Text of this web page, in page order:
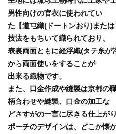
男性向けの官衣に使われてい
た【道屯織(ドートンおり)また
技法をもちいて織られており、
表裏両面ともに経浮織(タテ糸が
から両面使いをすることが
出来る織物です。
また、口金作成や縫製は京都の
柄合わせや縫製、口金の加工な
どさすがの一言に尽きる仕上が
ポーチのデザインは、どこか懐